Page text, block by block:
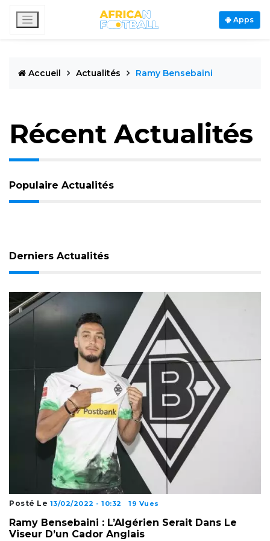
Apps
Accueil Actualités Ramy Bensebaini
Récent Actualités
Populaire Actualités
Derniers Actualités
Posté Le 13/02/2022 - 10:32 19 Vues
Ramy Bensebaini : L’Algérien Serait Dans Le
Viseur D’un Cador Anglais